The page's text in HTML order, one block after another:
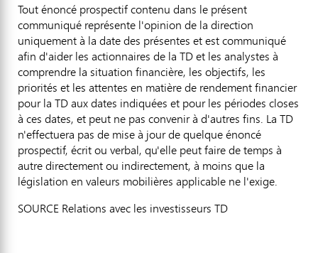
Tout énoncé prospectif contenu dans le présent
communiqué représente l'opinion de la direction
uniquement à la date des présentes et est communiqué
afin d'aider les actionnaires de la TD et les analystes à
comprendre la situation financière, les objectifs, les
priorités et les attentes en matière de rendement financier
pour la TD aux dates indiquées et pour les périodes closes
à ces dates, et peut ne pas convenir à d'autres fins. La TD
n'effectuera pas de mise à jour de quelque énoncé
prospectif, écrit ou verbal, qu'elle peut faire de temps à
autre directement ou indirectement, à moins que la
législation en valeurs mobilières applicable ne l'exige.
SOURCE Relations avec les investisseurs TD